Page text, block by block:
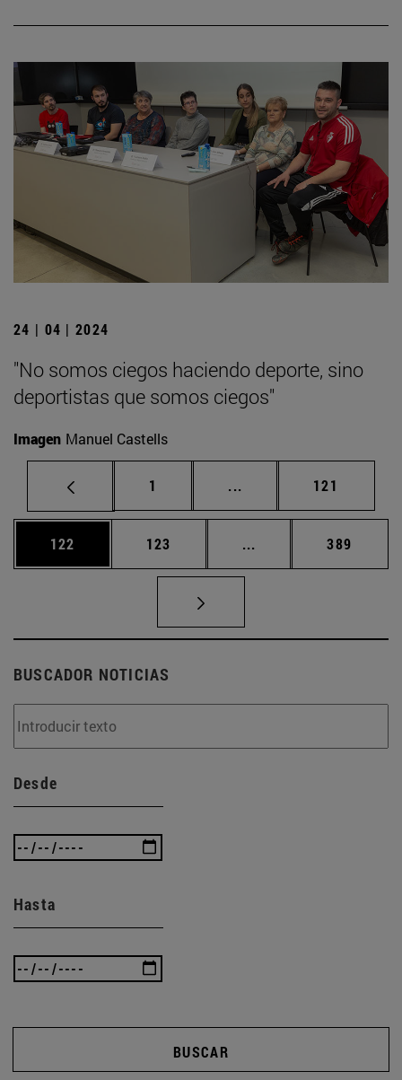
24 | 04 | 2024
"No somos ciegos haciendo deporte, sino
deportistas que somos ciegos"
Imagen Manuel Castells
Página
1 ... Páginas intermedias
Página
121
Página
122 Página
123 ... Páginas intermedias
Página
389
BUSCADOR NOTICIAS
Desde
Hasta
BUSCAR